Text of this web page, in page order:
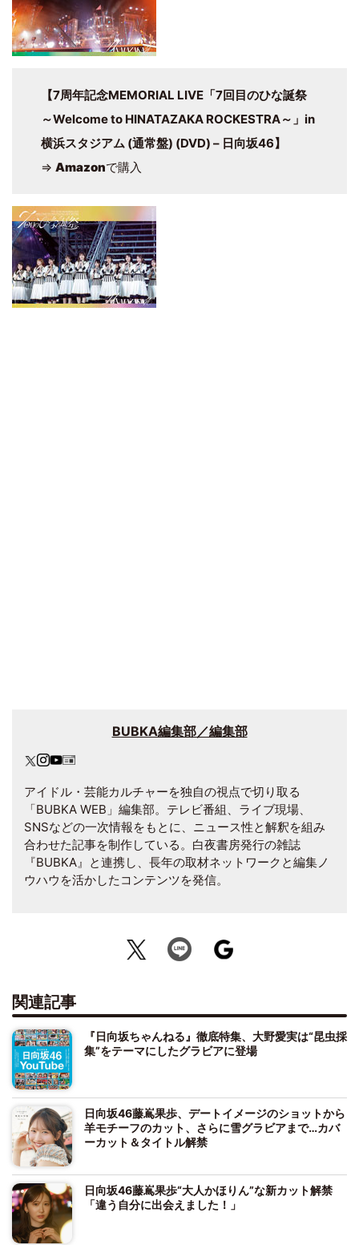
【7周年記念MEMORIAL LIVE「7回目のひな誕祭
～Welcome to HINATAZAKA ROCKESTRA～」in
横浜スタジアム (通常盤) (DVD) – 日向坂46】
⇒ Amazonで購入
BUBKA編集部／編集部
アイドル・芸能カルチャーを独自の視点で切り取る
「BUBKA WEB」編集部。テレビ番組、ライブ現場、
SNSなどの一次情報をもとに、ニュース性と解釈を組み
合わせた記事を制作している。白夜書房発行の雑誌
『BUBKA』と連携し、長年の取材ネットワークと編集ノ
ウハウを活かしたコンテンツを発信。
関連記事
『日向坂ちゃんねる』徹底特集、大野愛実は“昆虫採
集”をテーマにしたグラビアに登場
日向坂46藤嶌果歩、デートイメージのショットから
羊モチーフのカット、さらに雪グラビアまで…カバ
ーカット＆タイトル解禁
日向坂46藤嶌果歩“大人かほりん”な新カット解禁
「違う自分に出会えました！」